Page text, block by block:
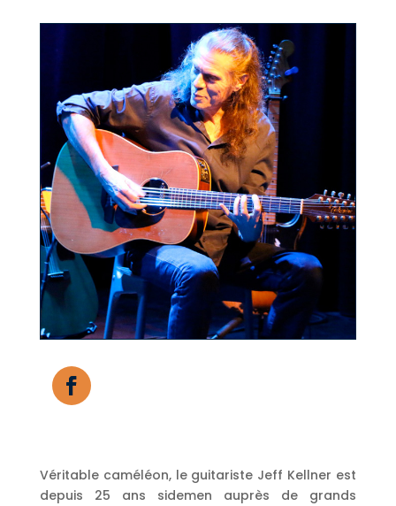
Véritable caméléon, le guitariste Jeff Kellner est
depuis 25 ans sidemen auprès de grands